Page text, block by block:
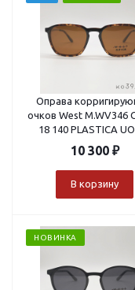
Оправа
очков West M.WV346
18 140 PLASTICA
VISTA+CLIP ON
10 300₽
В корзину
НОВИНКА